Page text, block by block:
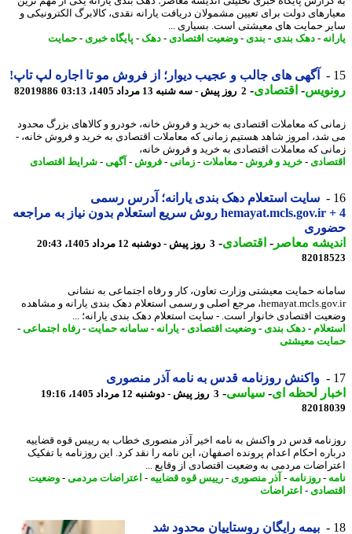
دولت برای تعیین مشمولان دریافت یارانه نقدی، کالابرگ الکترونیکی و
حمایت های معیشتی است. بسیاری ...
- دهک بندی -بندی -وضعیت اقتصادی-دهک-پایگاه خبری- حمایت
آگهی های جالب و عجیب دیوار؛ از فروش مو تا اجاره لپ تاپ!
-اقتصادی-2 روز پیش - سه شنبه 13 مرداد 1405، 03:13 82019886
که معاملات اقتصادی به خرید و فروش خانه، خودرو و کالاهای بزرگ محدود
امروز شاهد هستیم زمانی که معاملات اقتصادی به خرید و فروش خانه، -
که معاملات اقتصادی به خرید و فروش خانه،
-خرید و فروش -معاملات-زمانی-فروش -آگهی -شرایط اقتصادی
سایت استعلام دهک بندی یارانه؛ آدرس رسمی
hemayat.mcls.gov.ir + 4 روش سریع استعلام بدون نیاز به مراجعه
معاصر-اقتصادی-3 روز پیش - دوشنبه 12 مرداد 1405، 20:43
حمایت معیشتی وزارت تعاون، کار و رفاه اجتماعی به نشانی
hemayat.mcls.gov.ir، مرجع اصلی و رسمی استعلام دهک بندی یارانه و مشاهده
اقتصادی خانوار است. - سایت استعلام دهک بندی یارانه؛ ...
-دهک بندی -وضعیت اقتصادی-یارانه- سامانه حمایت-رفاه اجتماعی-
معیشتی
واکنش روزنامه قدس به نامه آذر منصوری
لحظه ای- سیاسی-3 روز پیش - دوشنبه 12 مرداد 1405، 19:16
قدس در واکنش به نامه اخیر آذر منصوری خطاب به رییس قوه قضاییه
احکام اعدام پرونده اصفهان، این نامه را نقد کرد. این روزنامه با تفکیک
مردمی به وضعیت اقتصادی از وقایع ...
-روزنامه -آذر منصوری- رییس قوه قضاییه-اعتراضات مردمی -وضعیت
-اعتراضات
بیمه رایگان روستاییان محدود شد